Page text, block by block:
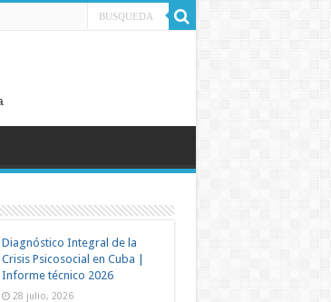
Diagnóstico Integral de la
Crisis Psicosocial en Cuba |
Informe técnico 2026
28 julio, 2026